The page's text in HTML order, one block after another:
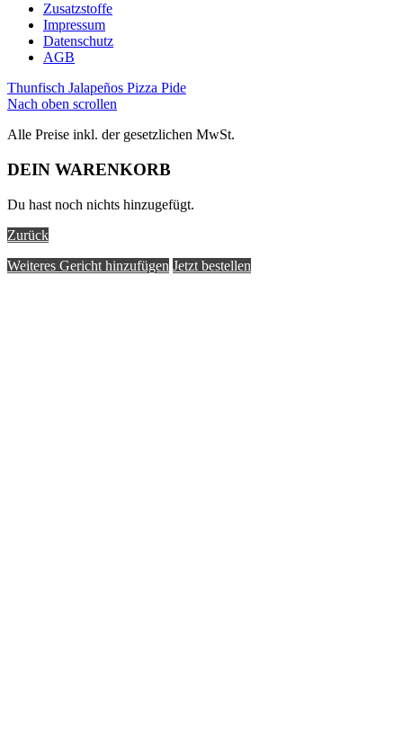
Zusatzstoffe
Impressum
Datenschutz
AGB
Thunfisch Jalapeños Pizza Pide
Nach oben scrollen
Alle Preise inkl. der gesetzlichen MwSt.
DEIN WARENKORB
Du hast noch nichts hinzugefügt.
Zurück
Weiteres Gericht hinzufügen Jetzt bestellen